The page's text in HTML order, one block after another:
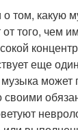
том, какую
того, чем
еще
может
своими